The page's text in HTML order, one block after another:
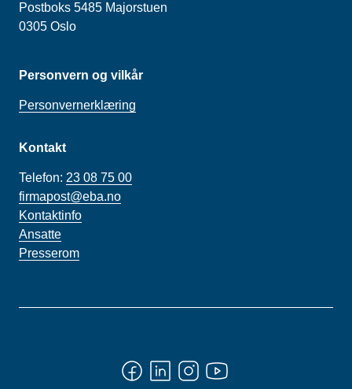
Postboks 5485 Majorstuen
0305 Oslo
Personvern og vilkår
Personvernerklæring
Kontakt
Telefon: 23 08 75 00
firmapost@eba.no
Kontaktinfo
Ansatte
Presserom